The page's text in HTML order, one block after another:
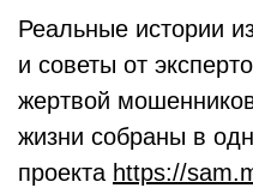
Реальные истории
и советы от
жертвой
жизни собраны в
проекта https://